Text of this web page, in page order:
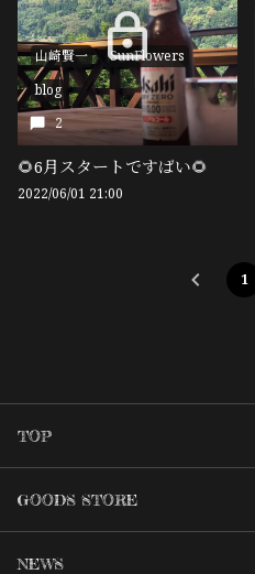
山崎賢一
SunFlowers
blog
2
🌻6月スタートですばい🌻
2022/06/01 21:00
1
TOP
GOODS STORE
NEWS